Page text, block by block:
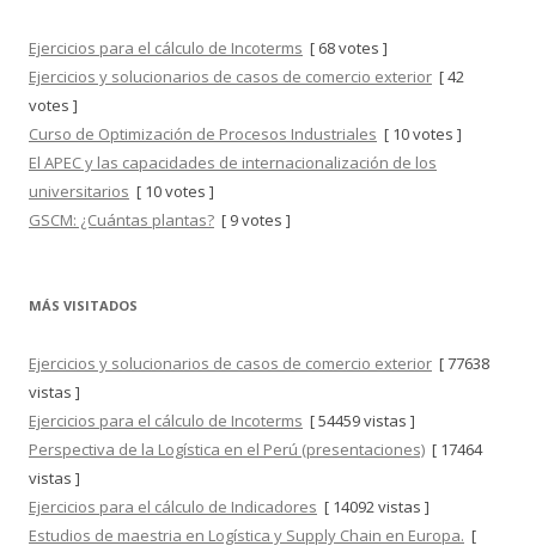
Ejercicios para el cálculo de Incoterms [ 68 votes ]
Ejercicios y solucionarios de casos de comercio exterior [ 42
votes ]
Curso de Optimización de Procesos Industriales [ 10 votes ]
El APEC y las capacidades de internacionalización de los
universitarios [ 10 votes ]
GSCM: ¿Cuántas plantas? [ 9 votes ]
MÁS VISITADOS
Ejercicios y solucionarios de casos de comercio exterior [ 77638
vistas ]
Ejercicios para el cálculo de Incoterms [ 54459 vistas ]
Perspectiva de la Logística en el Perú (presentaciones) [ 17464
vistas ]
Ejercicios para el cálculo de Indicadores [ 14092 vistas ]
Estudios de maestria en Logística y Supply Chain en Europa. [